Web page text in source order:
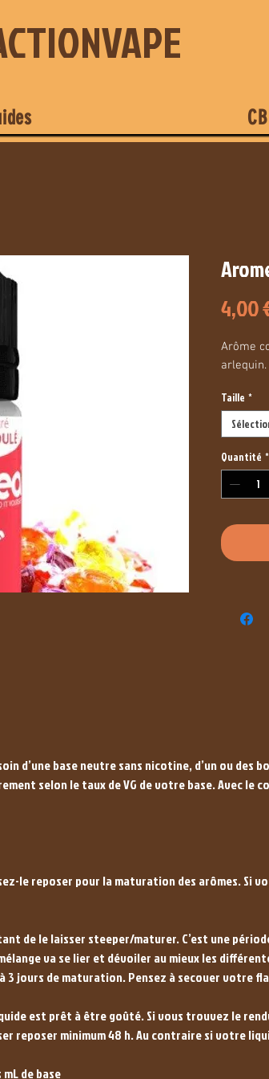
4,00
Arôme
arlequin.
Taille *
Quantité *
d’une base neutre sans nicotine, d’un ou des
selon le taux de VG de votre base. Avec le
le reposer pour la maturation des arômes. Si
de le laisser steeper/maturer. C’est une
va se lier et dévoiler au mieux les
3 jours de maturation. Pensez à secouer votre
est prêt à être goûté. Si vous trouvez le
reposer minimum 48 h. Au contraire si votre
de base